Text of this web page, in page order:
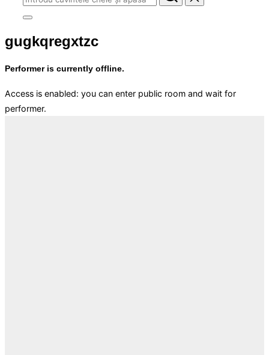
după:
Comută
bara
laterală
la
gugkqregxtzc
Performer is currently offline.
Access is enabled: you can enter public room and wait for
performer.